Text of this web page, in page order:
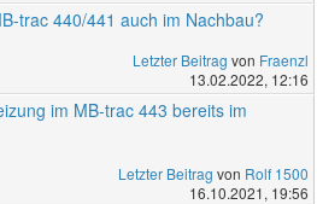
trac 440/441 auch im Nachbau?
Letzter Beitrag von Fraenzl
13.02.2022, 12:16
im MB-trac 443 bereits im
Letzter Beitrag von Rolf 1500
16.10.2021, 19:56